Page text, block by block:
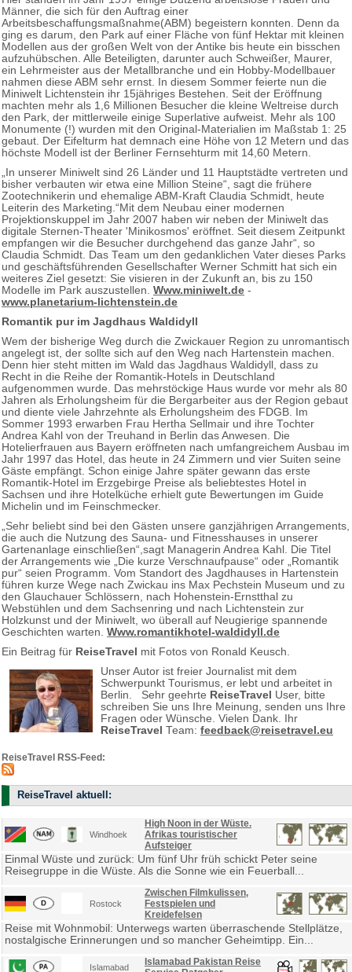
Männer, die sich für den Auftrag einer
Arbeitsbeschaffungsmaßnahme(ABM) begeistern konnten. Denn da
ging es darum, den Park auf einer Fläche von fünf Hektar mit kleinen
Modellen aus der großen Welt von der Antike bis heute ein bisschen
aufzuhübschen. Alle Beteiligten, darunter auch Schweißer, Maurer,
ein Lehrmeister aus der Metallbranche und ein Hobby-Modellbauer
nahmen diese ABM sehr ernst. In diesem Sommer feierte nun die
Miniwelt Lichtenstein ihr 15jähriges Bestehen. Seit der Eröffnung
machten mehr als 1,6 Millionen Besucher die kleine Weltreise durch
den Park, der mittlerweile einige Superlative aufweist. Mehr als 100
Monumente (!) wurden mit den Original-Materialien im Maßstab 1: 25
gebaut. Der Eifelturm hat demnach eine Höhe von 12 Metern und das
höchste Modell ist der Berliner Fernsehturm mit 14,60 Metern.
„In unserer Miniwelt sind 26 Länder und 11 Hauptstädte vertreten und
bisher verbauten wir etwa eine Million Steine“, sagt die frühere
Zootechnikerin und ehemalige ABM-Kraft Claudia Schmidt, heute
Leiterin des Marketing.“Mit dem Neubau einer modernen
Projektionskuppel im Jahr 2007 haben wir neben der Miniwelt das
digitale Sternen-Theater 'Minikosmos' eröffnet. Seit diesem Zeitpunkt
empfangen wir die Besucher durchgehend das ganze Jahr“, so
Claudia Schmidt. Das Team um den gedanklichen Vater dieses Parks
und geschäftsführenden Gesellschafter Werner Schmitt hat sich ein
weiteres Ziel gesetzt: Sie visieren in der Zukunft an, bis zu 150
Modelle im Park auszustellen. Www.miniwelt.de -
www.planetarium-lichtenstein.de
Romantik pur im Jagdhaus Waldidyll
Wem der bisherige Weg durch die Zwickauer Region zu unromantisch
angelegt ist, der sollte sich auf den Weg nach Hartenstein machen.
Denn hier steht mitten im Wald das Jagdhaus Waldidyll, dass zu
Recht in die Reihe der Romantik-Hotels in Deutschland
aufgenommen wurde. Das mehrstöckige Haus wurde vor mehr als 80
Jahren als Erholungsheim für die Bergarbeiter aus der Region gebaut
und diente viele Jahrzehnte als Erholungsheim des FDGB. Im
Sommer 1993 erwarben Frau Hertha Sellmair und ihre Tochter
Andrea Kahl von der Treuhand in Berlin das Anwesen. Die
Hotelierfrauen aus Bayern eröffneten nach umfangreichem Ausbau im
Jahr 1997 das Hotel, das heute in 24 Zimmern und vier Suiten seine
Gäste empfängt. Schon einige Jahre später gewann das erste
Romantik-Hotel im Erzgebirge Preise als beliebtestes Hotel in
Sachsen und ihre Hotelküche erhielt gute Bewertungen im Guide
Michelin und im Feinschmecker.
„Sehr beliebt sind bei den Gästen unsere ganzjährigen Arrangements,
die auch die Nutzung des Sauna- und Fitnesshauses in unserer
Gartenanlage einschließen“,sagt Managerin Andrea Kahl. Die Titel
der Arrangements wie „Die kurze Verschnaufpause“ oder „Romantik
pur“ seien Programm. Vom Standort des Jagdhauses in Hartenstein
führen kurze Wege nach Zwickau ins Max Pechstein Museum und zu
den Glauchauer Schlössern, nach Hohenstein-Ernstthal zu
Webstühlen und dem Sachsenring und nach Lichtenstein zur
Holzkunst und der Miniwelt, wo überall auf Neugierige spannende
Geschichten warten. Www.romantikhotel-waldidyll.de
Ein Beitrag für ReiseTravel mit Fotos von Ronald Keusch.
Unser Autor ist freier Journalist mit dem
Schwerpunkt Tourismus, er lebt und arbeitet in
Berlin. Sehr geehrte ReiseTravel User, bitte
schreiben Sie uns Ihre Meinung, senden uns Ihre
Fragen oder Wünsche. Vielen Dank. Ihr
ReiseTravel Team: feedback@reisetravel.eu
ReiseTravel RSS-Feed:
ReiseTravel aktuell:
Windhoek
High Noon in der Wüste.
Afrikas touristischer
Aufsteiger
Einmal Wüste und zurück: Um fünf Uhr früh schickt Peter seine
Reisegruppe in die Wüste. Als die Sonne wie ein Feuerball...
Rostock
Zwischen Filmkulissen,
Festspielen und
Kreidefelsen
Reise mit Wohnmobil: Unterwegs warten überraschende Stellplätze,
nostalgische Erinnerungen und so mancher Geheimtipp. Ein...
Islamabad
Islamabad Pakistan Reise